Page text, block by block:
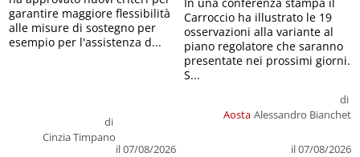
di
Cinzia Timpano
il 07/08/2026
garantire maggiore flessibilità
alle misure di sostegno per
esempio per l'assistenza d...
Aosta
di
Alessandro Bianchet
il 07/08/2026
Carroccio ha illustrato le 19
osservazioni alla variante al
piano regolatore che saranno
presentate nei prossimi giorni.
S...